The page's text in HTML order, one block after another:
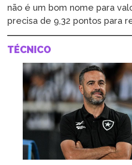
não é um bom nome para
precisa de 9,32 pontos para
TÉCNICO